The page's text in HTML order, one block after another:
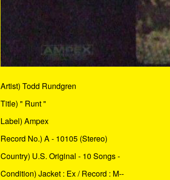
Artist) Todd Rundgren
Title) " Runt "
Label) Ampex
Record No.) A - 10105 (Stereo)
Country) U.S. Original - 10 Songs -
Condition) Jacket : Ex / Record : M--